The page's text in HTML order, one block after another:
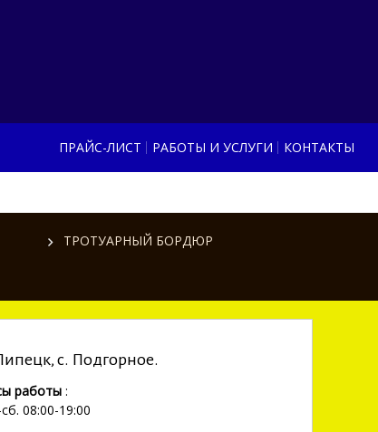
ПРАЙС-ЛИСТ РАБОТЫ И УСЛУГИ КОНТАКТЫ
ТРОТУАРНЫЙ БОРДЮР
с. Подгорное.
работы :
08:00-19:00